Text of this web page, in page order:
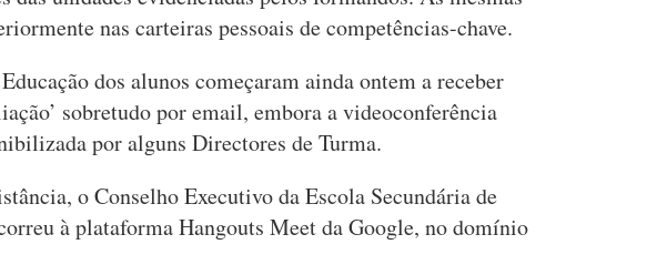
nas carteiras pessoais de competências-chave.
dos alunos começaram ainda ontem a receber
sobretudo por email, embora a videoconferência
por alguns Directores de Turma.
o Conselho Executivo da Escola Secundária de
à plataforma Hangouts Meet da Google, no domínio